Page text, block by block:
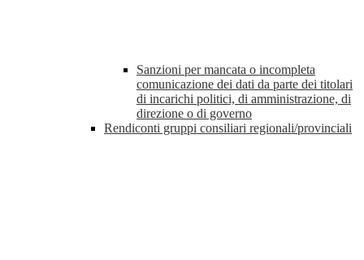
Sanzioni per mancata o incompleta
comunicazione dei dati da parte dei titolari
di incarichi politici, di amministrazione, di
direzione o di governo
Rendiconti gruppi consiliari regionali/provinciali